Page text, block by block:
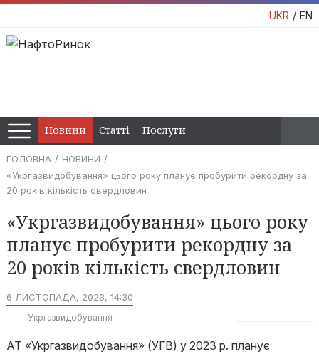
UKR EN
Новини Статті Послуги
ГОЛОВНА
НОВИНИ
«Укргазвидобування» цього року планує пробурити рекордну за
20 років кількість свердловин
«Укргазвидобування» цього року
планує пробурити рекордну за
20 років кількість свердловин
6 ЛИСТОПАДА, 2023, 14:30
Укргазвидобування
АТ «Укргазвидобування» (УГВ) у 2023 р. планує